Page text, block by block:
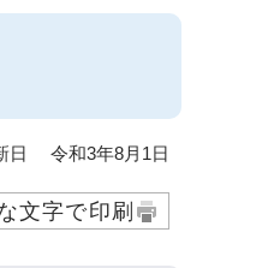
令和3年8月1日
文字で印刷